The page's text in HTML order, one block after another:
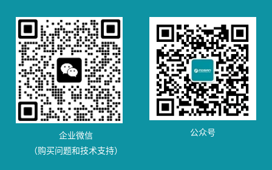
企业微信
（购买问题和技术支持）
公众号